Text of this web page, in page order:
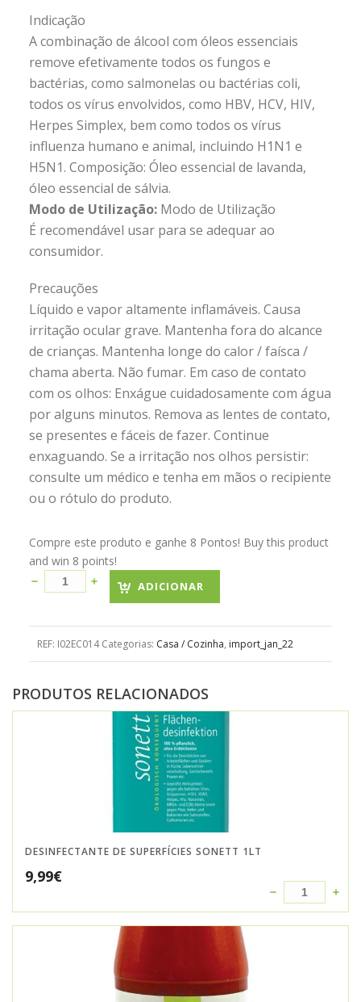
Indicação
A combinação de álcool com óleos essenciais
remove efetivamente todos os fungos e
bactérias, como salmonelas ou bactérias coli,
todos os vírus envolvidos, como HBV, HCV, HIV,
Herpes Simplex, bem como todos os vírus
influenza humano e animal, incluindo H1N1 e
H5N1. Composição: Óleo essencial de lavanda,
óleo essencial de sálvia.
Modo de Utilização:Modo de Utilização
É recomendável usar para se adequar ao
consumidor.
Precauções
Líquido e vapor altamente inflamáveis. Causa
irritação ocular grave. Mantenha fora do alcance
de crianças. Mantenha longe do calor / faísca /
chama aberta. Não fumar. Em caso de contato
com os olhos: Enxágue cuidadosamente com água
por alguns minutos. Remova as lentes de contato,
se presentes e fáceis de fazer. Continue
enxaguando. Se a irritação nos olhos persistir:
consulte um médico e tenha em mãos o recipiente
ou o rótulo do produto.
Compre este produto e ganhe 8 Pontos! Buy this product
and win 8 points!
ADICIONAR
REF: I02EC014 Categorias: Casa / Cozinha, import_jan_22
PRODUTOS RELACIONADOS
DESINFECTANTE DE SUPERFÍCIES SONETT 1LT
9,99€